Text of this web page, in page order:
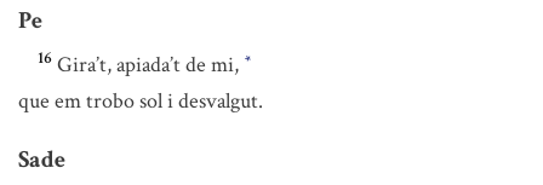
Pe
16 Gira’t, apiada’t de mi, *
que em trobo sol i desvalgut.
Sade